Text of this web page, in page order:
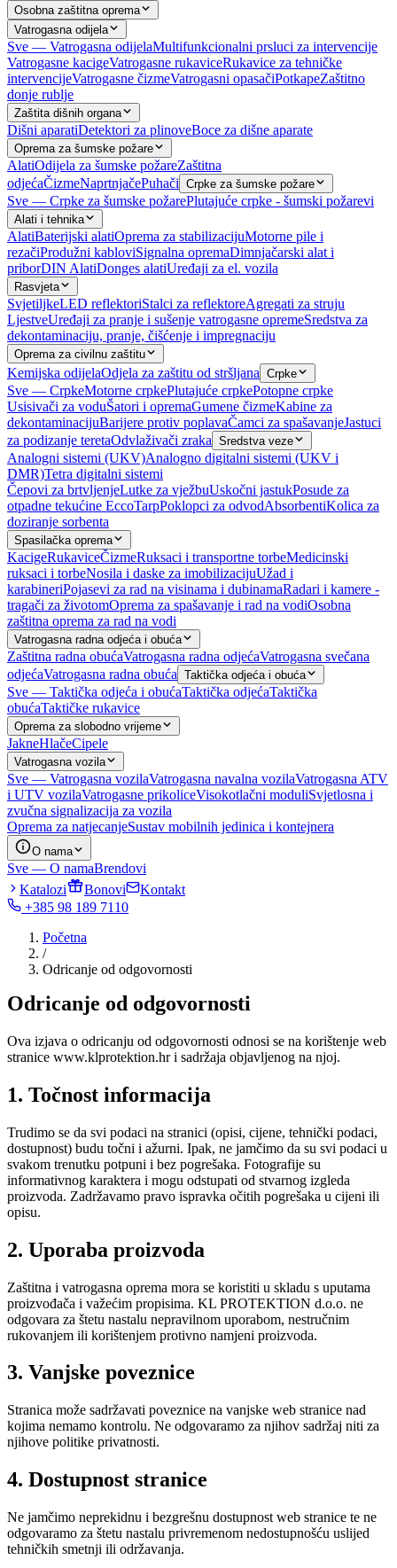
Osobna zaštitna oprema
Vatrogasna odijela
Sve — Vatrogasna odijelaMultifunkcionalni prsluci za intervencije
Vatrogasne kacigeVatrogasne rukaviceRukavice za tehničke
intervencijeVatrogasne čizmeVatrogasni opasačiPotkapeZaštitno
donje rublje
Zaštita dišnih organa
Dišni aparatiDetektori za plinoveBoce za dišne aparate
Oprema za šumske požare
AlatiOdijela za šumske požareZaštitna
odjećaČizmeNaprtnjačePuhači Crpke za šumske požare
Sve — Crpke za šumske požarePlutajuće crpke - šumski požarevi
Alati i tehnika
AlatiBaterijski alatiOprema za stabilizacijuMotorne pile i
rezačiProdužni kabloviSignalna opremaDimnjačarski alat i
priborDIN AlatiDonges alatiUređaji za el. vozila
Rasvjeta
SvjetiljkeLED reflektoriStalci za reflektoreAgregati za struju
LjestveUređaji za pranje i sušenje vatrogasne opremeSredstva za
dekontaminaciju, pranje, čišćenje i impregnaciju
Oprema za civilnu zaštitu
Kemijska odijelaOdjela za zaštitu od stršljana Crpke
Sve — CrpkeMotorne crpkePlutajuće crpkePotopne crpke
Usisivači za voduŠatori i opremaGumene čizmeKabine za
dekontaminacijuBarijere protiv poplavaČamci za spašavanjeJastuci
za podizanje teretaOdvlaživači zraka Sredstva veze
Analogni sistemi (UKV)Analogno digitalni sistemi (UKV i
DMR)Tetra digitalni sistemi
Čepovi za brtvljenjeLutke za vježbuUskočni jastukPosude za
otpadne tekućine EccoTarpPoklopci za odvodAbsorbentiKolica za
doziranje sorbenta
Spasilačka oprema
KacigeRukaviceČizmeRuksaci i transportne torbeMedicinski
ruksaci i torbeNosila i daske za imobilizacijuUžad i
karabineriPojasevi za rad na visinama i dubinamaRadari i kamere -
tragači za životomOprema za spašavanje i rad na vodiOsobna
zaštitna oprema za rad na vodi
Vatrogasna radna odjeća i obuća
Zaštitna radna obućaVatrogasna radna odjećaVatrogasna svečana
odjećaVatrogasna radna obuća Taktička odjeća i obuća
Sve — Taktička odjeća i obućaTaktička odjećaTaktička
obućaTaktičke rukavice
Oprema za slobodno vrijeme
JakneHlačeCipele
Vatrogasna vozila
Sve — Vatrogasna vozilaVatrogasna navalna vozilaVatrogasna ATV
i UTV vozilaVatrogasne prikoliceVisokotlačni moduliSvjetlosna i
zvučna signalizacija za vozila
Oprema za natjecanjeSustav mobilnih jedinica i kontejnera
O nama
Sve — O namaBrendovi
Katalozi
Bonovi
Kontakt
+385 98 189 7110
Početna
/
Odricanje od odgovornosti
Odricanje od odgovornosti
Ova izjava o odricanju od odgovornosti odnosi se na korištenje web
stranice www.klprotektion.hr i sadržaja objavljenog na njoj.
1. Točnost informacija
Trudimo se da svi podaci na stranici (opisi, cijene, tehnički podaci,
dostupnost) budu točni i ažurni. Ipak, ne jamčimo da su svi podaci u
svakom trenutku potpuni i bez pogrešaka. Fotografije su
informativnog karaktera i mogu odstupati od stvarnog izgleda
proizvoda. Zadržavamo pravo ispravka očitih pogrešaka u cijeni ili
opisu.
2. Uporaba proizvoda
Zaštitna i vatrogasna oprema mora se koristiti u skladu s uputama
proizvođača i važećim propisima. KL PROTEKTION d.o.o. ne
odgovara za štetu nastalu nepravilnom uporabom, nestručnim
rukovanjem ili korištenjem protivno namjeni proizvoda.
3. Vanjske poveznice
Stranica može sadržavati poveznice na vanjske web stranice nad
kojima nemamo kontrolu. Ne odgovaramo za njihov sadržaj niti za
njihove politike privatnosti.
4. Dostupnost stranice
Ne jamčimo neprekidnu i bezgrešnu dostupnost web stranice te ne
odgovaramo za štetu nastalu privremenom nedostupnošću uslijed
tehničkih smetnji ili održavanja.